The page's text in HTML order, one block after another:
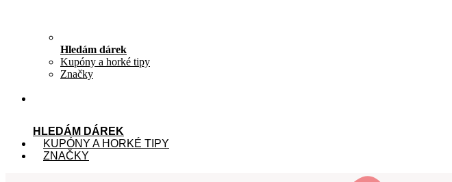
Hledám dárek
Kupóny a horké tipy
Značky
HLEDÁM DÁREK
KUPÓNY A HORKÉ TIPY
ZNAČKY